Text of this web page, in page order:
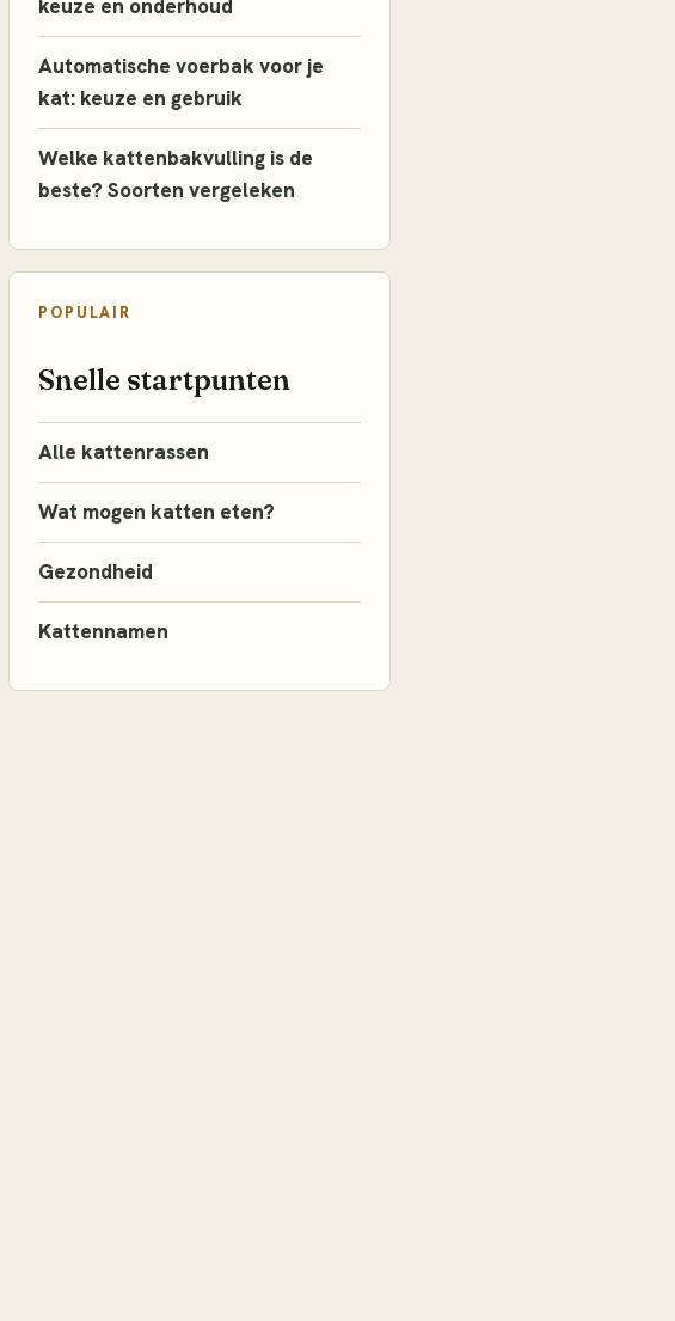
keuze en onderhoud
Automatische voerbak voor je
kat: keuze en gebruik
Welke kattenbakvulling is de
beste? Soorten vergeleken
POPULAIR
Snelle startpunten
Alle kattenrassen
Wat mogen katten eten?
Gezondheid
Kattennamen